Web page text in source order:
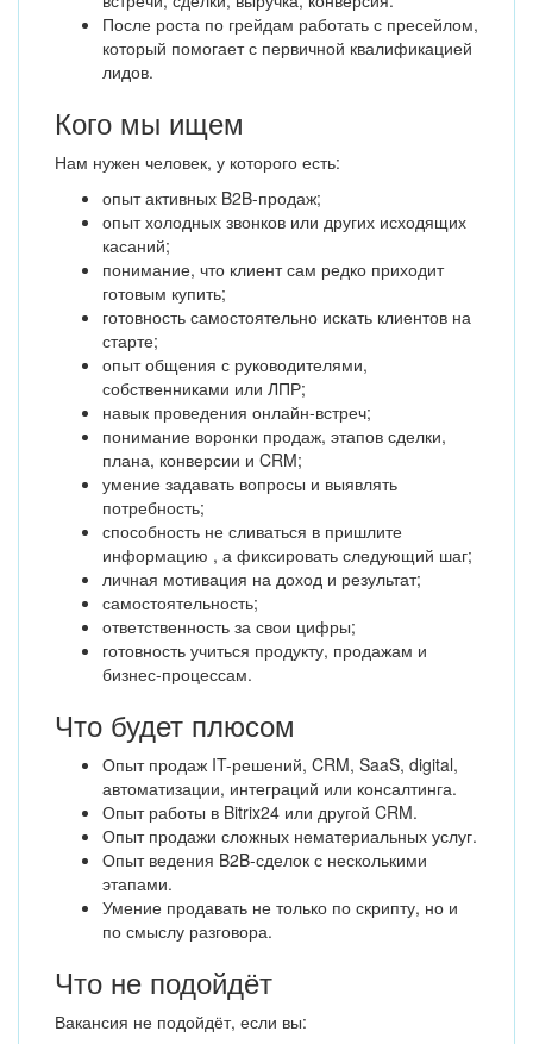
После роста по грейдам работать с пресейлом,
который помогает с первичной квалификацией
лидов.
Кого мы ищем
Нам нужен человек, у которого есть:
опыт активных B2B-продаж;
опыт холодных звонков или других исходящих
касаний;
понимание, что клиент сам редко приходит
готовым купить;
готовность самостоятельно искать клиентов на
старте;
опыт общения с руководителями,
собственниками или ЛПР;
навык проведения онлайн-встреч;
понимание воронки продаж, этапов сделки,
плана, конверсии и CRM;
умение задавать вопросы и выявлять
потребность;
способность не сливаться в пришлите
информацию , а фиксировать следующий шаг;
личная мотивация на доход и результат;
самостоятельность;
ответственность за свои цифры;
готовность учиться продукту, продажам и
бизнес-процессам.
Что будет плюсом
Опыт продаж IT-решений, CRM, SaaS, digital,
автоматизации, интеграций или консалтинга.
Опыт работы в Bitrix24 или другой CRM.
Опыт продажи сложных нематериальных услуг.
Опыт ведения B2B-сделок с несколькими
этапами.
Умение продавать не только по скрипту, но и
по смыслу разговора.
Что не подойдёт
Вакансия не подойдёт, если вы: